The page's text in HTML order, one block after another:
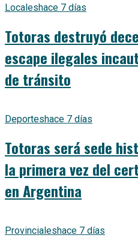
Localeshace 7 días
Totoras destruyó
escape ilegales
de tránsito
Deporteshace 7 días
Totoras será sede
la primera vez del
en Argentina
Provincialeshace 7 días